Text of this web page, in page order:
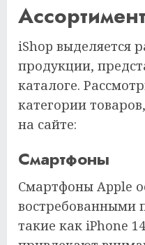
iShop выделяется
продукции,
каталоге.
категории
на сайте:
Смартфоны
Смартфоны Apple
востребованными
такие как iPhone